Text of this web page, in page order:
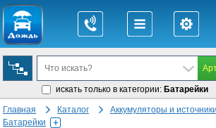
искать только в категории: Батарейки
Главная Каталог
Аккумуляторы и
Батарейки